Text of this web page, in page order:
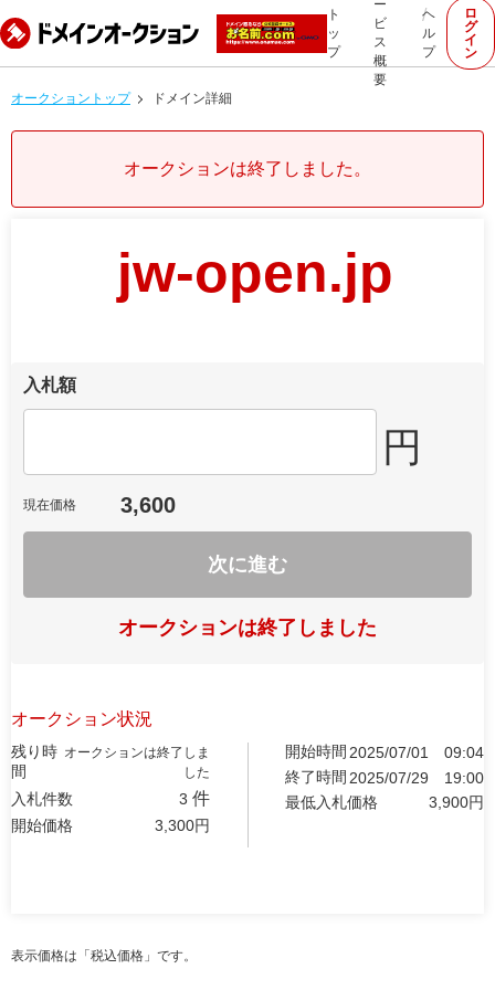
ト
ッ
プ
ー
ビ
ス
概
要
ヘ
ル
プ
ロ
グ
イ
ン
オークショントップ ドメイン詳細
オークションは終了しました。
jw-open.jp
入札額
円
現在価格 3,600
次に進む
オークションは終了しました
オークション状況
残り時
間
オークションは終了しま
した
入札件数 3 件
開始価格 3,300円
開始時間 2025/07/01
09:04
終了時間 2025/07/29
19:00
最低入札価格
3,900円
表示価格は「税込価格」です。